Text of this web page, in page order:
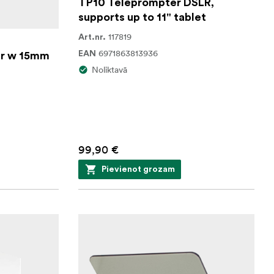
w 15mm
TP10 Teleprompter DSLR,
supports up to 11" tablet
Art.nr. 117819
EAN 6971863813936
Noliktavā
99,90 €
Pievienot grozam